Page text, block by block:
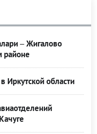
– Жигалово
районе
Иркутской области